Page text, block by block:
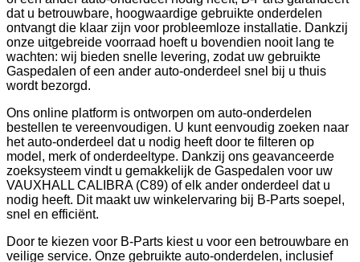
dat u betrouwbare, hoogwaardige gebruikte onderdelen
ontvangt die klaar zijn voor probleemloze installatie. Dankzij
onze uitgebreide voorraad hoeft u bovendien nooit lang te
wachten: wij bieden snelle levering, zodat uw gebruikte
Gaspedalen of een ander auto-onderdeel snel bij u thuis
wordt bezorgd.
Ons online platform is ontworpen om auto-onderdelen
bestellen te vereenvoudigen. U kunt eenvoudig zoeken naar
het auto-onderdeel dat u nodig heeft door te filteren op
model, merk of onderdeeltype. Dankzij ons geavanceerde
zoeksysteem vindt u gemakkelijk de Gaspedalen voor uw
VAUXHALL CALIBRA (C89) of elk ander onderdeel dat u
nodig heeft. Dit maakt uw winkelervaring bij B-Parts soepel,
snel en efficiënt.
Door te kiezen voor B-Parts kiest u voor een betrouwbare en
veilige service. Onze gebruikte auto-onderdelen, inclusief